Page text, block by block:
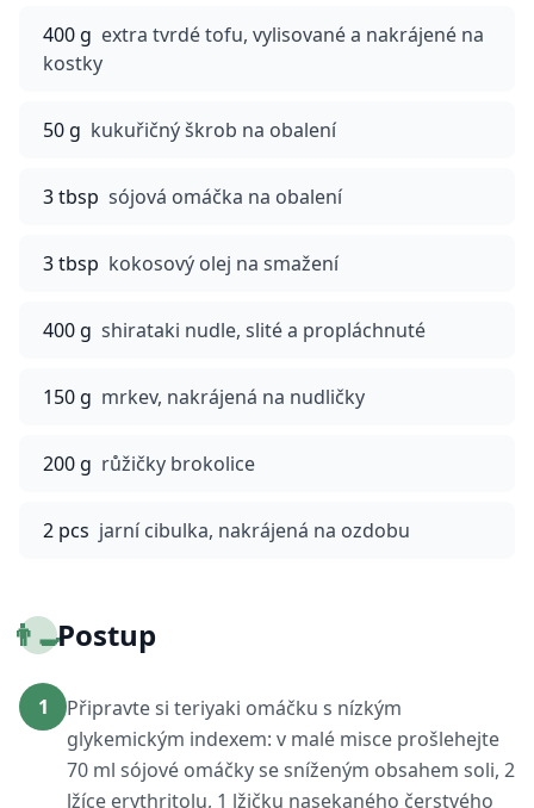
400 g extra tvrdé tofu, vylisované a nakrájené na
kostky
50 g kukuřičný škrob na obalení
3 tbsp sójová omáčka na obalení
3 tbsp kokosový olej na smažení
400 g shirataki nudle, slité a propláchnuté
150 g mrkev, nakrájená na nudličky
200 g růžičky brokolice
2 pcs jarní cibulka, nakrájená na ozdobu
👨‍🍳Postup
1
Připravte si teriyaki omáčku s nízkým
glykemickým indexem: v malé misce prošlehejte
70 ml sójové omáčky se sníženým obsahem soli, 2
lžíce erythritolu, 1 lžičku nasekaného čerstvého